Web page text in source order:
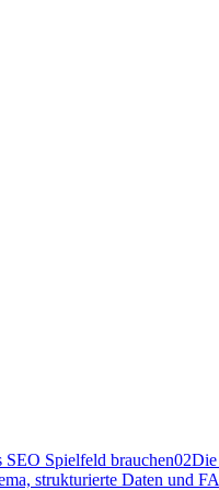
SEO Spielfeld brauchen02Die
strukturierte Daten und